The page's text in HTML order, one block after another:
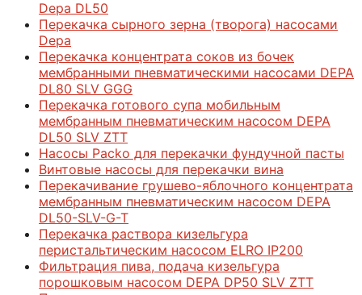
Depa DL50
Перекачка сырного зерна (творога) насосами
Depa
Перекачка концентрата соков из бочек
мембранными пневматическими насосами DEPA
DL80 SLV GGG
Перекачка готового супа мобильным
мембранным пневматическим насосом DEPA
DL50 SLV ZTT
Насосы Packo для перекачки фундучной пасты
Винтовые насосы для перекачки вина
Перекачивание грушево-яблочного концентрата
мембранным пневматическим насосом DEPA
DL50-SLV-G-T
Перекачка раствора кизельгура
перистальтическим насосом ELRO IP200
Фильтрация пива, подача кизельгура
порошковым насосом DEPA DР50 SLV ZTT